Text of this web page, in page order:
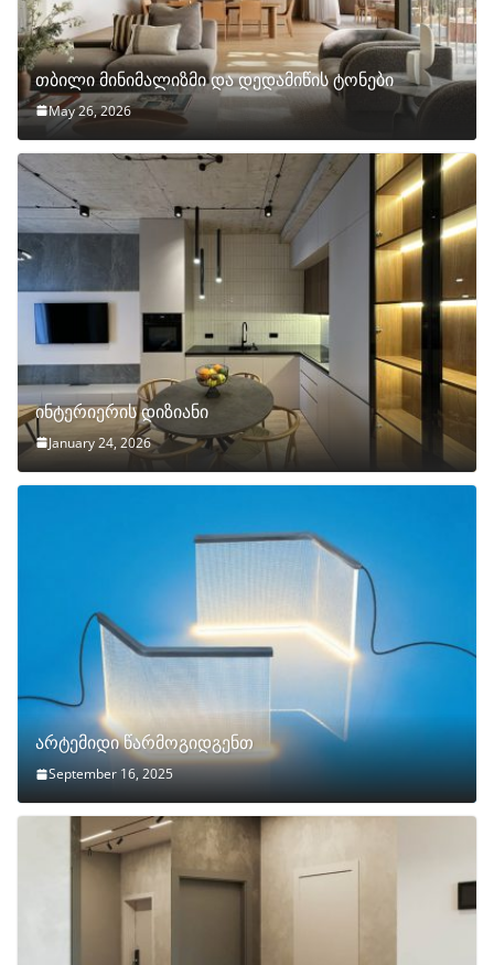
თბილი მინიმალიზმი და დედამიწის ტონები
May 26, 2026
ინტერიერის დიზიანი
January 24, 2026
არტემიდი წარმოგიდგენთ
September 16, 2025